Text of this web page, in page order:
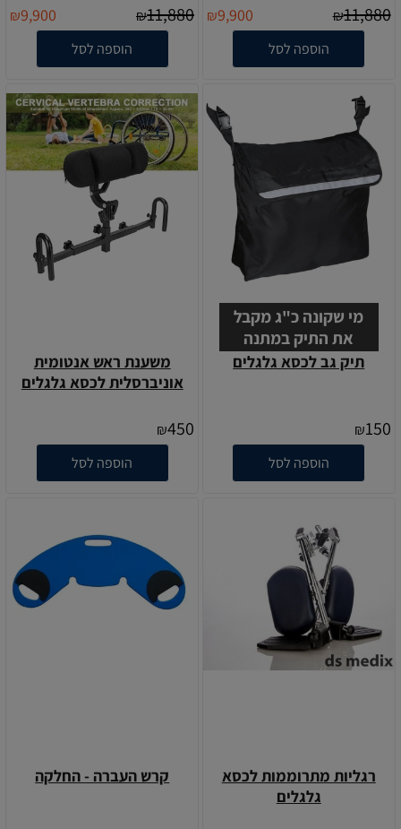
₪11,880
₪9,900
הוספה לסל
₪11,880
₪9,900
הוספה לסל
מי שקונה כ"ג מקבל
את התיק במתנה
תיק גב לכסא גלגלים
₪150
הוספה לסל
משענת ראש אנטומית
אוניברסלית לכסא גלגלים
₪450
הוספה לסל
רגליות מתרוממות לכסא
גלגלים
קרש העברה - החלקה